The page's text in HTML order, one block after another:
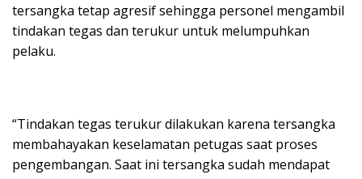
tersangka tetap agresif sehingga personel mengambil
tindakan tegas dan terukur untuk melumpuhkan
pelaku.
“Tindakan tegas terukur dilakukan karena tersangka
membahayakan keselamatan petugas saat proses
pengembangan. Saat ini tersangka sudah mendapat